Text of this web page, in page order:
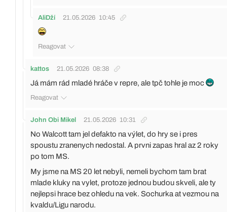
AliDží 21.05.2026 10:45
Reagovat
kattos 21.05.2026 08:38
Já mám rád mladé hráče v repre, ale tpč tohle je moc
Reagovat
John Obi Mikel 21.05.2026 10:31
No Walcott tam jel defakto na výlet, do hry se i pres
spoustu zranenych nedostal. A prvni zapas hral az 2 roky
po tom MS.
My jsme na MS 20 let nebyli, nemeli bychom tam brat
mlade kluky na vylet, protoze jednou budou skveli, ale ty
nejlepsi hrace bez ohledu na vek. Sochurka at vezmou na
kvaldu/Ligu narodu.